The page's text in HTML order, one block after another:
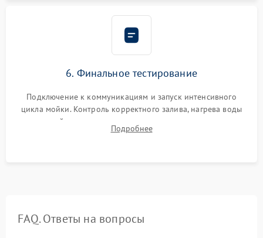
6. Финальное тестирование
Подключение к коммуникациям и запуск интенсивного
цикла мойки. Контроль корректного залива, нагрева воды
до нужной температуры, отсутствия посторонних шумов,
штатного слива и абсолютной сухости в поддоне.
Подробнее
FAQ. Ответы на вопросы